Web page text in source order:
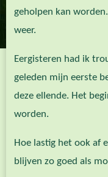
geholpen kan
weer.
Eergisteren had ik
geleden mijn eerste
deze ellende. Het
worden.
Hoe lastig het ook af
blijven zo goed als